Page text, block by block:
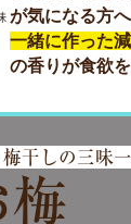
が気になる方へ
一緒に作った減
の香りが食欲
干しの三味
梅